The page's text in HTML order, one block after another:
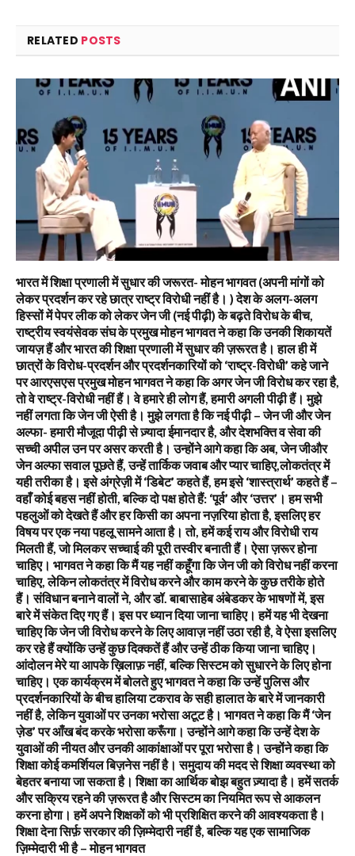
RELATED POSTS
भारत में शिक्षा प्रणाली में सुधार की जरूरत- मोहन भागवत (अपनी मांगों को
लेकर प्रदर्शन कर रहे छात्र राष्ट्र विरोधी नहीं है। ) देश के अलग-अलग
हिस्सों में पेपर लीक को लेकर जेन जी (नई पीढ़ी) के बढ़ते विरोध के बीच,
राष्ट्रीय स्वयंसेवक संघ के प्रमुख मोहन भागवत ने कहा कि उनकी शिकायतें
जायज़ हैं और भारत की शिक्षा प्रणाली में सुधार की ज़रूरत है। हाल ही में
छात्रों के विरोध-प्रदर्शन और प्रदर्शनकारियों को ‘राष्ट्र-विरोधी’ कहे जाने
पर आरएसएस प्रमुख मोहन भागवत ने कहा कि अगर जेन जी विरोध कर रहा है,
तो वे राष्ट्र-विरोधी नहीं हैं। वे हमारे ही लोग हैं, हमारी अगली पीढ़ी हैं। मुझे
नहीं लगता कि जेन जी ऐसी है। मुझे लगता है कि नई पीढ़ी – जेन जी और जेन
अल्फा- हमारी मौजूदा पीढ़ी से ज़्यादा ईमानदार है, और देशभक्ति व सेवा की
सच्ची अपील उन पर असर करती है। उन्होंने आगे कहा कि अब, जेन जीऔर
जेन अल्फा सवाल पूछते हैं, उन्हें तार्किक जवाब और प्यार चाहिए,लोकतंत्र में
यही तरीका है। इसे अंग्रेज़ी में ‘डिबेट’ कहते हैं, हम इसे ‘शास्त्रार्थ’ कहते हैं –
वहाँ कोई बहस नहीं होती, बल्कि दो पक्ष होते हैं: ‘पूर्व’ और ‘उत्तर’। हम सभी
पहलुओं को देखते हैं और हर किसी का अपना नज़रिया होता है, इसलिए हर
विषय पर एक नया पहलू सामने आता है। तो, हमें कई राय और विरोधी राय
मिलती हैं, जो मिलकर सच्चाई की पूरी तस्वीर बनाती हैं। ऐसा ज़रूर होना
चाहिए। भागवत ने कहा कि मैं यह नहीं कहूँगा कि जेन जी को विरोध नहीं करना
चाहिए, लेकिन लोकतंत्र में विरोध करने और काम करने के कुछ तरीके होते
हैं। संविधान बनाने वालों ने, और डॉ. बाबासाहेब अंबेडकर के भाषणों में, इस
बारे में संकेत दिए गए हैं। इस पर ध्यान दिया जाना चाहिए। हमें यह भी देखना
चाहिए कि जेन जी विरोध करने के लिए आवाज़ नहीं उठा रही है, वे ऐसा इसलिए
कर रहे हैं क्योंकि उन्हें कुछ दिक्कतें हैं और उन्हें ठीक किया जाना चाहिए।
आंदोलन मेरे या आपके ख़िलाफ़ नहीं, बल्कि सिस्टम को सुधारने के लिए होना
चाहिए। एक कार्यक्रम में बोलते हुए भागवत ने कहा कि उन्हें पुलिस और
प्रदर्शनकारियों के बीच हालिया टकराव के सही हालात के बारे में जानकारी
नहीं है, लेकिन युवाओं पर उनका भरोसा अटूट है। भागवत ने कहा कि मैं ‘जेन
ज़ेड’ पर आँख बंद करके भरोसा करूँगा। उन्होंने आगे कहा कि उन्हें देश के
युवाओं की नीयत और उनकी आकांक्षाओं पर पूरा भरोसा है। उन्होंने कहा कि
शिक्षा कोई कमर्शियल बिज़नेस नहीं है। समुदाय की मदद से शिक्षा व्यवस्था को
बेहतर बनाया जा सकता है। शिक्षा का आर्थिक बोझ बहुत ज़्यादा है। हमें सतर्क
और सक्रिय रहने की ज़रूरत है और सिस्टम का नियमित रूप से आकलन
करना होगा। हमें अपने शिक्षकों को भी प्रशिक्षित करने की आवश्यकता है।
शिक्षा देना सिर्फ़ सरकार की ज़िम्मेदारी नहीं है, बल्कि यह एक सामाजिक
ज़िम्मेदारी भी है – मोहन भागवत